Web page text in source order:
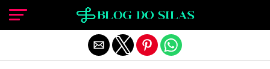
Sair da versão mobile